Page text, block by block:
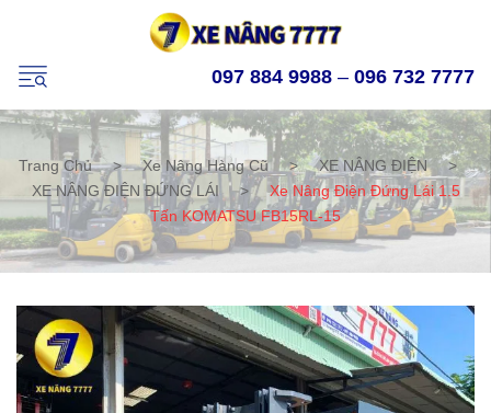
097 884 9988 – 096 732 7777
Trang Chủ > Xe Nâng Hàng Cũ > XE NÂNG ĐIỆN
>
XE NÂNG ĐIỆN ĐỨNG LÁI
>
Xe Nâng Điện Đứng Lái 1.5
Tấn KOMATSU FB15RL-15